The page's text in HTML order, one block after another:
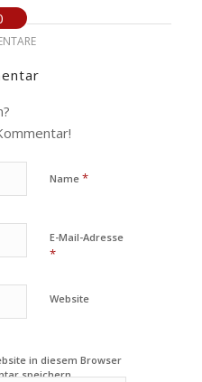
Name *
E-Mail-Adresse
*
Website
in diesem Browser
speichern.